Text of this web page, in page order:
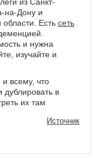
на-Дону и
области. Есть сеть
и нужна
изучайте и
и всему, что
дублировать в
их там
Источник